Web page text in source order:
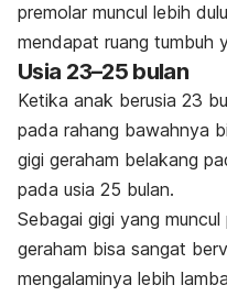
premolar muncul lebih
mendapat ruang tumbuh
Usia 23–25 bulan
Ketika anak berusia 23
pada rahang bawahnya
gigi geraham belakang
pada usia 25 bulan.
Sebagai gigi yang
geraham bisa sangat
mengalaminya lebih